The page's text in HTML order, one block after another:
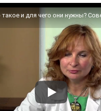
и для чего они нужны?